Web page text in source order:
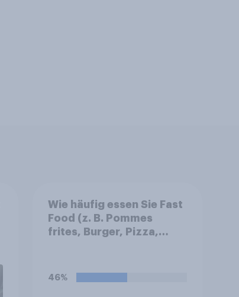
Wie häufig essen Sie Fast
Food (z. B. Pommes
frites, Burger, Pizza,
46%